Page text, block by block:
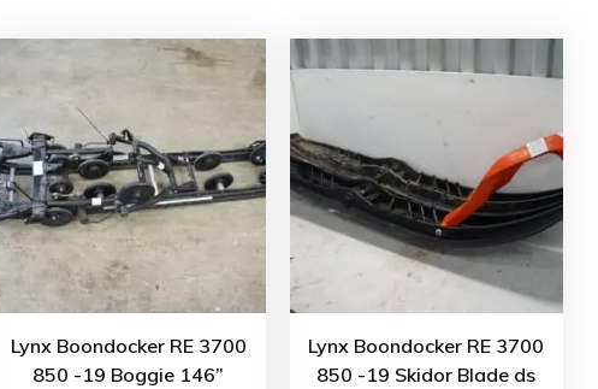
Lynx Boondocker RE 3700
850 -19 Boggie 146”
Lynx Boondocker RE 3700
850 -19 Skidor Blade ds